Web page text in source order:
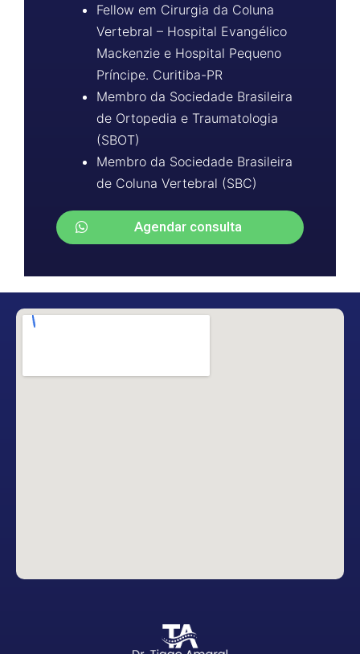
Fellow em Cirurgia da Coluna
Vertebral – Hospital Evangélico
Mackenzie e Hospital Pequeno
Príncipe. Curitiba-PR
Membro da Sociedade Brasileira
de Ortopedia e Traumatologia
(SBOT)
Membro da Sociedade Brasileira
de Coluna Vertebral (SBC)
Agendar consulta